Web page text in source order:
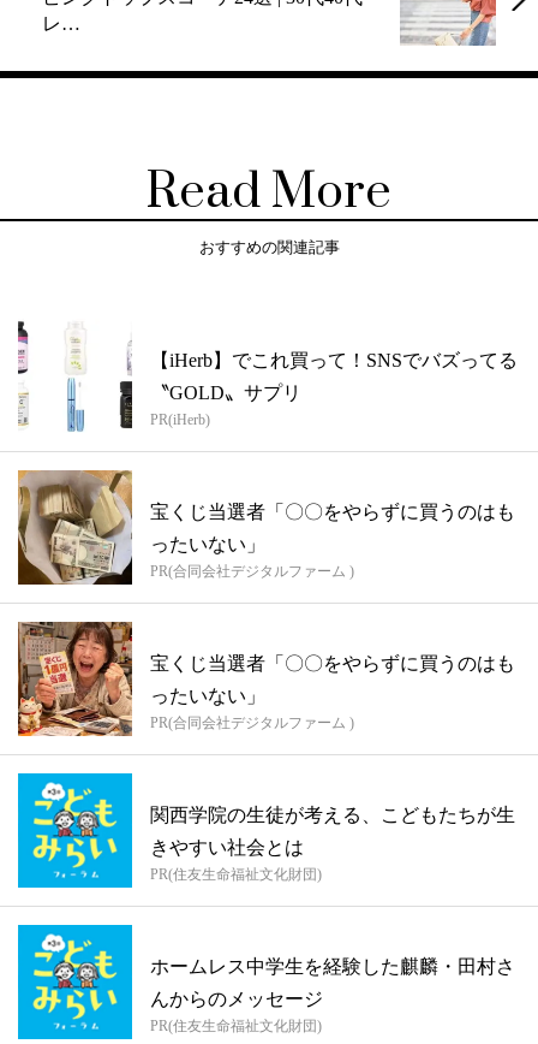
レ…
Read More
おすすめの関連記事
【iHerb】でこれ買って！SNSでバズってる
〝GOLD〟サプリ
PR(iHerb)
宝くじ当選者「〇〇をやらずに買うのはも
ったいない」
PR(合同会社デジタルファーム )
宝くじ当選者「〇〇をやらずに買うのはも
ったいない」
PR(合同会社デジタルファーム )
関西学院の生徒が考える、こどもたちが生
きやすい社会とは
PR(住友生命福祉文化財団)
ホームレス中学生を経験した麒麟・田村さ
んからのメッセージ
PR(住友生命福祉文化財団)